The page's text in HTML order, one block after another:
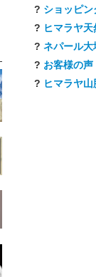
? ショッピ
? ヒマラヤ
? ネパール
? お客様の声
? ヒマラヤ